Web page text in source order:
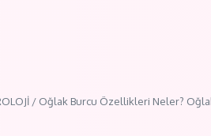
/ Oğlak Burcu Özellikleri Neler?